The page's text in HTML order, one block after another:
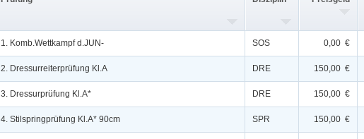
1. Komb.Wettkampf d.JUN- SOS 0,00 €
2. Dressurreiterprüfung Kl.A DRE 150,00 €
3. Dressurprüfung Kl.A* DRE 150,00 €
4. Stilspringprüfung Kl.A* 90cm SPR 150,00 €